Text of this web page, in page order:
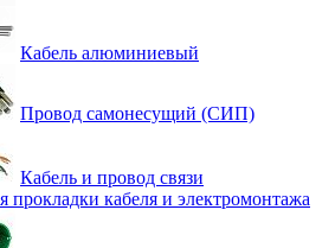
Кабель алюминиевый
Провод самонесущий (СИП)
Кабель и провод связи
прокладки кабеля и электромонтажа